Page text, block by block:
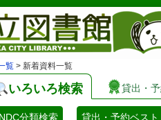
覧 > 新着資料一覧
いろいろ検索 貸出・
NDC分類検索 貸出・予約ベスト